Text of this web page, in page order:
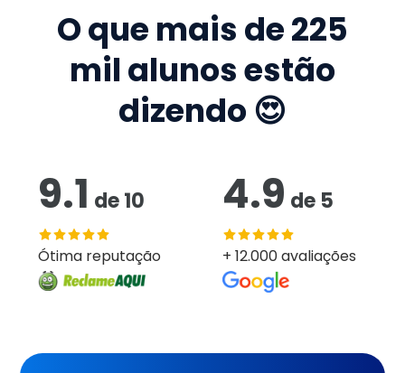
O que mais de225
mil alunos estão
dizendo 😍
9.1 de10
Ótima reputação
4.9 de 5
+ 12.000 avaliações